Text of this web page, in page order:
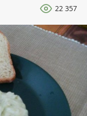
22 357